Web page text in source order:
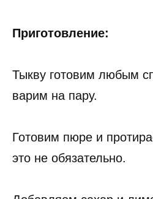
Приготовление:
Тыкву готовим любым
варим на пару.
Готовим пюре и
это не обязательно.